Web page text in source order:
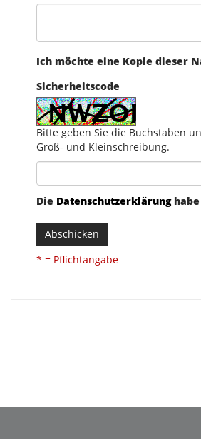
Ich möchte eine Kopie dieser
Sicherheitscode
Bitte geben Sie die Buchstaben
Groß- und Kleinschreibung.
Die Datenschutzerklärunghabe
Abschicken
* = Pflichtangabe